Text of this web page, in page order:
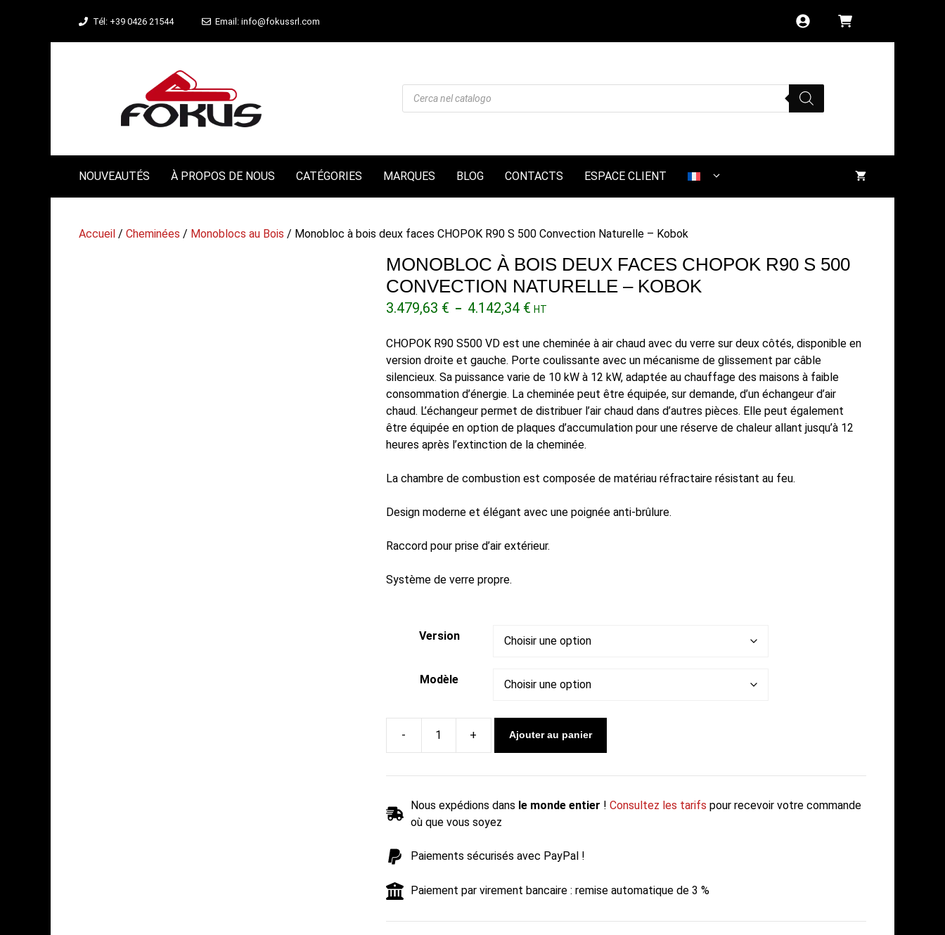
Tél: +39 0426 21544 Email: info@fokussrl.com
Recherche
produits
NOUVEAUTÉS À PROPOS DE NOUS CATÉGORIES MARQUES BLOG CONTACTS ESPACE CLIENT
Accueil / Cheminées / Monoblocs au Bois / Monobloc à bois deux faces CHOPOK R90 S 500 Convection Naturelle – Kobok
MONOBLOC À BOIS DEUX FACES CHOPOK R90 S 500
CONVECTION NATURELLE – KOBOK
3.479,63 € – 4.142,34 €Plage
prix :
3.479,63 €
à
4.142,34 €
HT
CHOPOK R90 S500 VD est une cheminée à air chaud avec du verre sur deux côtés, disponible en
version droite et gauche. Porte coulissante avec un mécanisme de glissement par câble
silencieux. Sa puissance varie de 10 kW à 12 kW, adaptée au chauffage des maisons à faible
consommation d’énergie. La cheminée peut être équipée, sur demande, d’un échangeur d’air
chaud. L’échangeur permet de distribuer l’air chaud dans d’autres pièces. Elle peut également
être équipée en option de plaques d’accumulation pour une réserve de chaleur allant jusqu’à 12
heures après l’extinction de la cheminée.
La chambre de combustion est composée de matériau réfractaire résistant au feu.
Design moderne et élégant avec une poignée anti-brûlure.
Raccord pour prise d’air extérieur.
Système de verre propre.
Version
Modèle
Monobloc
bois
CHOPOK
S
Ajouter au panier
Nous expédions dans le monde entier ! Consultez les tarifs pour recevoir votre commande
où que vous soyez
Paiements sécurisés avec PayPal !
Paiement par virement bancaire : remise automatique de 3 %